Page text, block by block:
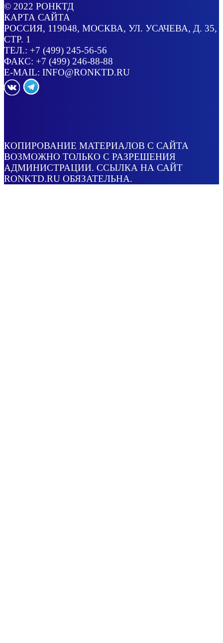
© 2022 РОНКТД
КАРТА САЙТА
РОССИЯ, 119048, МОСКВА, УЛ. УСАЧЕВА, Д. 35,
СТР. 1
ТЕЛ.: +7 (499) 245-56-56
ФАКС: +7 (499) 246-88-88
E-MAIL: INFO@RONKTD.RU
КОПИРОВАНИЕ МАТЕРИАЛОВ С САЙТА
ВОЗМОЖНО ТОЛЬКО С РАЗРЕШЕНИЯ
АДМИНИСТРАЦИИ. ССЫЛКА НА САЙТ
RONKTD.RU ОБЯЗАТЕЛЬНА.